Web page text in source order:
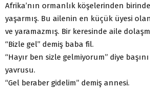
Afrika’nın ormanlık köşelerinden
yaşarmış. Bu ailenin en küçük üyesi
ve yaramazmış. Bir keresinde aile
“Bizle gel” demiş baba fil.
“Hayır ben sizle gelmiyorum” diye
yavrusu.
“Gel beraber gidelim” demiş annesi.